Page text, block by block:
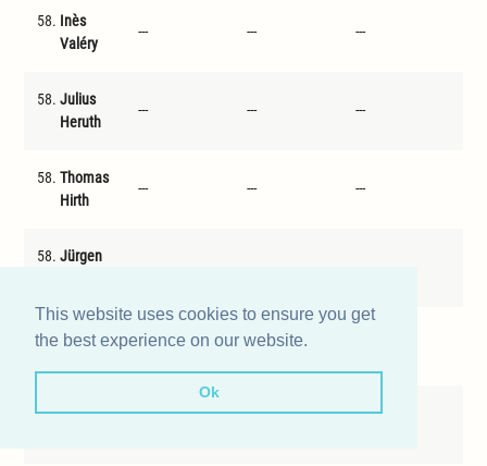
This website uses cookies to ensure you get
the best experience on our website.
Ok
58. Inès
Valéry
--- --- ---
58. Julius
Heruth
--- --- ---
58. Thomas
Hirth
--- --- ---
58. Jürgen
58. Simon
--- ---
58.Ben